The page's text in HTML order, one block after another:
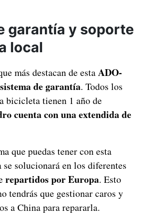
garantía y soporte
local
más destacan de estaADO-
de garantía. Todos los
bicicleta tienen 1 año de
cuenta con una extendida de
que puedas tener con esta
solucionará en los diferentes
repartidos por Europa. Esto
tendrás que gestionar caros y
a China para repararla.